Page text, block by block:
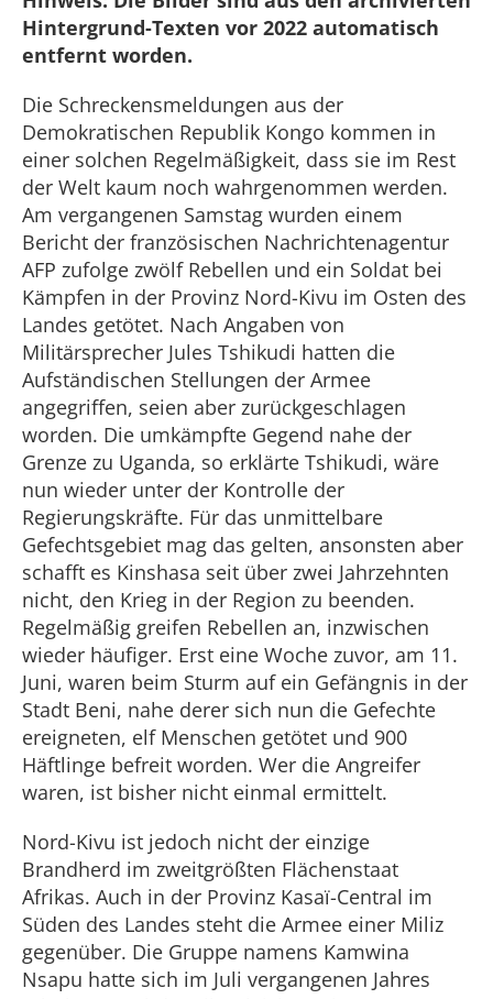
Hintergrund-Texten vor 2022 automatisch
entfernt worden.
Die Schreckensmeldungen aus der
Demokratischen Republik Kongo kommen in
einer solchen Regelmäßigkeit, dass sie im Rest
der Welt kaum noch wahrgenommen werden.
Am vergangenen Samstag wurden einem
Bericht der französischen Nachrichtenagentur
AFP zufolge zwölf Rebellen und ein Soldat bei
Kämpfen in der Provinz Nord-Kivu im Osten des
Landes getötet. Nach Angaben von
Militärsprecher Jules Tshikudi hatten die
Aufständischen Stellungen der Armee
angegriffen, seien aber zurückgeschlagen
worden. Die umkämpfte Gegend nahe der
Grenze zu Uganda, so erklärte Tshikudi, wäre
nun wieder unter der Kontrolle der
Regierungskräfte. Für das unmittelbare
Gefechtsgebiet mag das gelten, ansonsten aber
schafft es Kinshasa seit über zwei Jahrzehnten
nicht, den Krieg in der Region zu beenden.
Regelmäßig greifen Rebellen an, inzwischen
wieder häufiger. Erst eine Woche zuvor, am 11.
Juni, waren beim Sturm auf ein Gefängnis in der
Stadt Beni, nahe derer sich nun die Gefechte
ereigneten, elf Menschen getötet und 900
Häftlinge befreit worden. Wer die Angreifer
waren, ist bisher nicht einmal ermittelt.
Nord-Kivu ist jedoch nicht der einzige
Brandherd im zweitgrößten Flächenstaat
Afrikas. Auch in der Provinz Kasaï-Central im
Süden des Landes steht die Armee einer Miliz
gegenüber. Die Gruppe namens Kamwina
Nsapu hatte sich im Juli vergangenen Jahres